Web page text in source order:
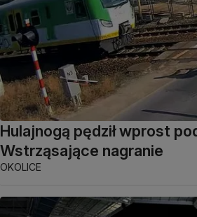
Hulajnogą pędził wprost
Wstrząsające nagranie
OKOLICE